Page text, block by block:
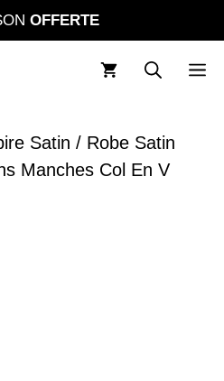
OFFERTE
Satin / Robe Satin
Manches Col En V